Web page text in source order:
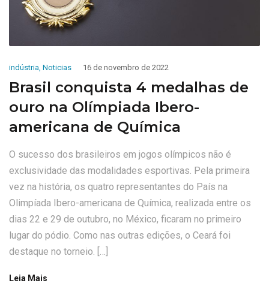
indústria, Noticias 16 de novembro de 2022
Brasil conquista 4 medalhas de
ouro na Olímpiada Ibero-
americana de Química
O sucesso dos brasileiros em jogos olímpicos não é
exclusividade das modalidades esportivas. Pela primeira
vez na história, os quatro representantes do País na
Olimpíada Ibero-americana de Química, realizada entre os
dias 22 e 29 de outubro, no México, ficaram no primeiro
lugar do pódio. Como nas outras edições, o Ceará foi
destaque no torneio. […]
Leia Mais